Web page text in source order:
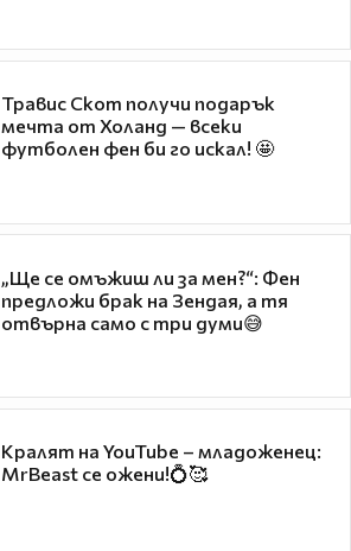
Травис Скот получи подарък
мечта от Холанд — всеки
футболен фен би го искал! 🤩
„Ще се омъжиш ли за мен?“: Фен
предложи брак на Зендая, а тя
отвърна само с три думи😅
Кралят на YouTube – младоженец:
MrBeast се ожени!💍🥰